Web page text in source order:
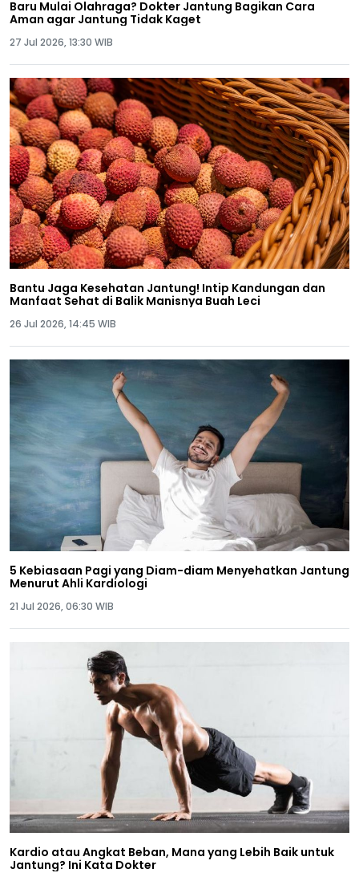
Baru Mulai Olahraga? Dokter Jantung Bagikan Cara
Aman agar Jantung Tidak Kaget
27 Jul 2026, 13:30 WIB
Bantu Jaga Kesehatan Jantung! Intip Kandungan dan
Manfaat Sehat di Balik Manisnya Buah Leci
26 Jul 2026, 14:45 WIB
5 Kebiasaan Pagi yang Diam-diam Menyehatkan Jantung
Menurut Ahli Kardiologi
21 Jul 2026, 06:30 WIB
Kardio atau Angkat Beban, Mana yang Lebih Baik untuk
Jantung? Ini Kata Dokter